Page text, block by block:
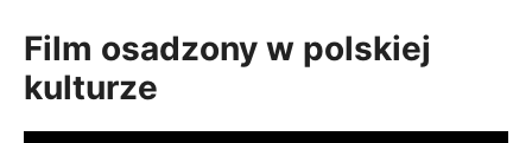
Film osadzony w polskiej
kulturze